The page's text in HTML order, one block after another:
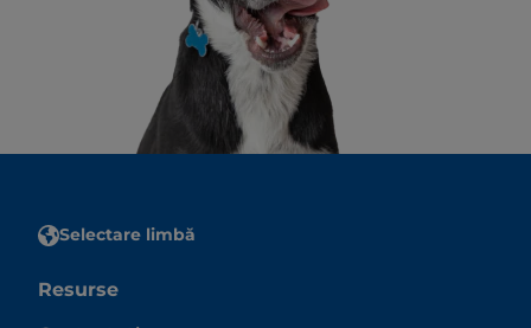
Selectare limbă
Resurse